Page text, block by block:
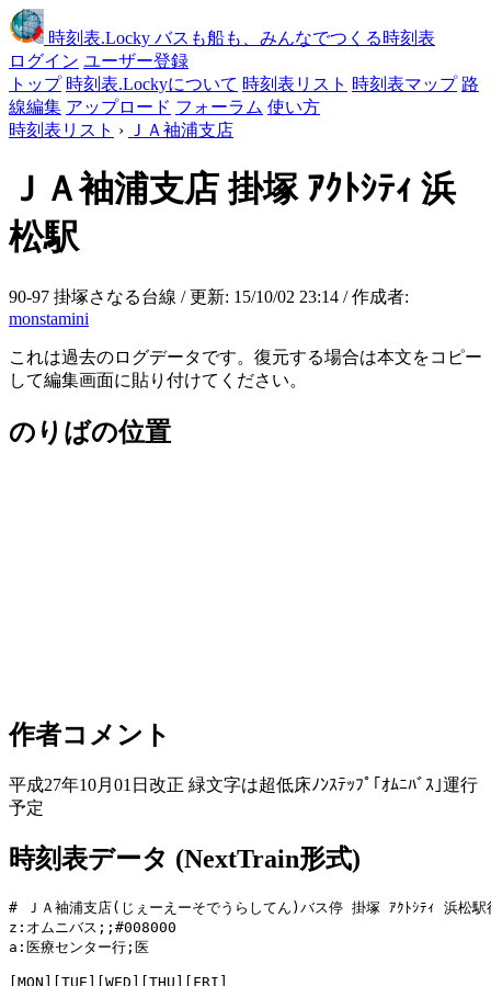
時刻表.Locky バスも船も、みんなでつくる時刻表
ログイン ユーザー登録
トップ 時刻表.Lockyについて 時刻表リスト 時刻表マップ 路
線編集 アップロード フォーラム 使い方
時刻表リスト › ＪＡ袖浦支店
ＪＡ袖浦支店掛塚 ｱｸﾄｼﾃｨ 浜
松駅
90-97 掛塚さなる台線 / 更新: 15/10/02 23:14 / 作成者:
monstamini
これは過去のログデータです。復元する場合は本文をコピー
して編集画面に貼り付けてください。
のりばの位置
作者コメント
平成27年10月01日改正 緑文字は超低床ﾉﾝｽﾃｯﾌﾟ｢ｵﾑﾆﾊﾞｽ｣運行
予定
時刻表データ (NextTrain形式)
# ＪＡ袖浦支店(じぇーえーそでうらしてん)バス停 掛塚 ｱｸﾄｼﾃｨ 浜松駅
z:オムニバス;;#008000
a:医療センター行;医
[MON][TUE][WED][THU][FRI]